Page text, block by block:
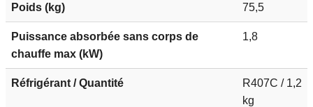
Poids (kg) 75,5
Puissance absorbée sans corps de
chauffe max (kW)
1,8
Réfrigérant / Quantité
R407C / 1,2
kg